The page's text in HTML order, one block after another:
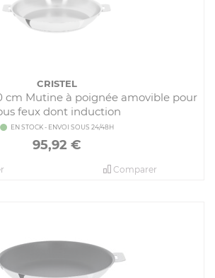
CRISTEL
cm Mutine à poignée amovible pour
feux dont induction
EN STOCK - ENVOI SOUS 24/48H
95,92 €
Comparer